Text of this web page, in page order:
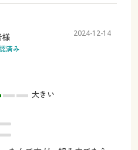
様
済み
2024-12-14
大きい